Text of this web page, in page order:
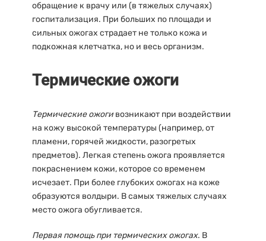
обращение к врачу или (в тяжелых случаях)
госпитализация. При больших по площади и
сильных ожогах страдает не только кожа и
подкожная клетчатка, но и весь организм.
Термические ожоги
Термические ожогивозникают при воздействии
на кожу высокой температуры (например, от
пламени, горячей жидкости, разогретых
предметов). Легкая степень ожога проявляется
покраснением кожи, которое со временем
исчезает. При более глубоких ожогах на коже
образуются волдыри. В самых тяжелых случаях
место ожога обугливается.
Первая помощь при термических ожогах. В